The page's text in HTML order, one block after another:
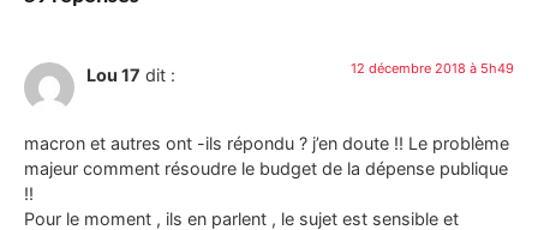
Lou 17 dit : 12 décembre 2018 à 5h49
macron et autres ont -ils répondu ? j’en doute !! Le problème
majeur comment résoudre le budget de la dépense publique
!!
Pour le moment , ils en parlent , le sujet est sensible et